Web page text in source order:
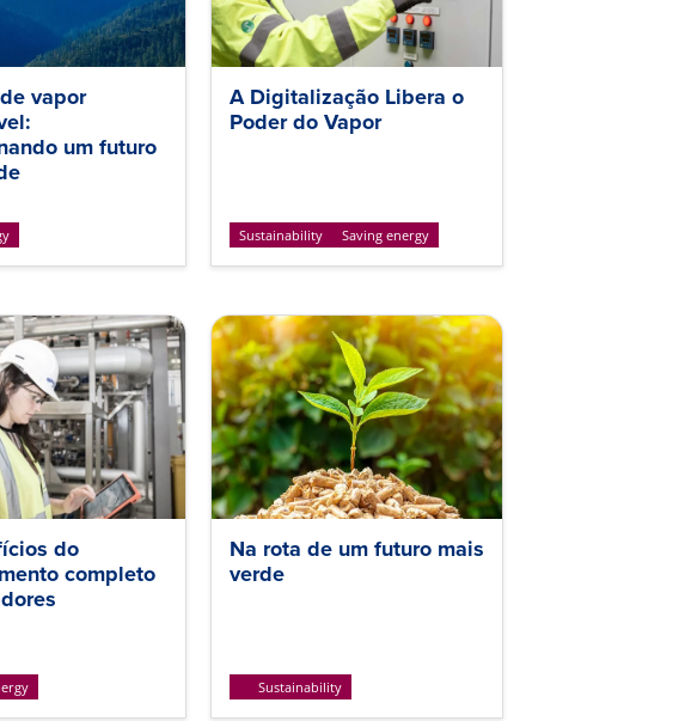
vapor
um futuro
A Digitalização Libera o
Poder do Vapor
Sustainability Saving energy
do
completo
Na rota de um futuro mais
verde
Sustainability